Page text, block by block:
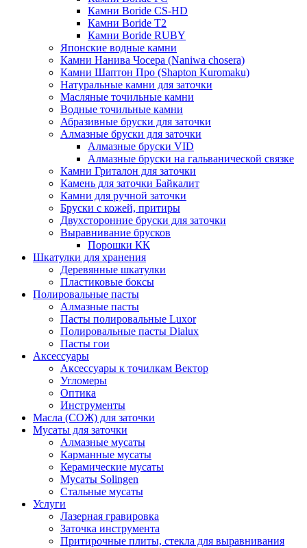
Камни Boride CS-HD
Камни Boride T2
Камни Boride RUBY
Японские водные камни
Камни Нанива Чосера (Naniwa chosera)
Камни Шаптон Про (Shapton Kuromaku)
Натуральные камни для заточки
Масляные точильные камни
Водные точильные камни
Абразивные бруски для заточки
Алмазные бруски для заточки
Алмазные бруски VID
Алмазные бруски на гальванической связке
Камни Гриталон для заточки
Камень для заточки Байкалит
Камни для ручной заточки
Бруски с кожей, притиры
Двухсторонние бруски для заточки
Выравнивание брусков
Порошки КК
Шкатулки для хранения
Деревянные шкатулки
Пластиковые боксы
Полировальные пасты
Алмазные пасты
Пасты полировальные Luxor
Полировальные пасты Dialux
Пасты гои
Аксессуары
Аксессуары к точилкам Вектор
Угломеры
Оптика
Инструменты
Масла (СОЖ) для заточки
Мусаты для заточки
Алмазные мусаты
Карманные мусаты
Керамические мусаты
Мусаты Solingen
Стальные мусаты
Услуги
Лазерная гравировка
Заточка инструмента
Притирочные плиты, стекла для выравнивания